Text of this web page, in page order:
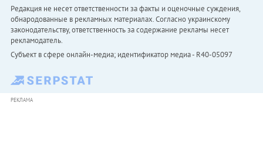
Редакция не несет ответственности за факты и оценочные суждения,
обнародованные в рекламных материалах. Согласно украинскому
законодательству, ответственность за содержание рекламы несет
рекламодатель.
Субъект в сфере онлайн-медиа; идентификатор медиа - R40-05097
РЕКЛАМА